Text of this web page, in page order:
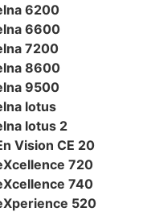
6200
6600
7200
8600
9500
lotus
lotus 2
Vision CE 20
720
740
520